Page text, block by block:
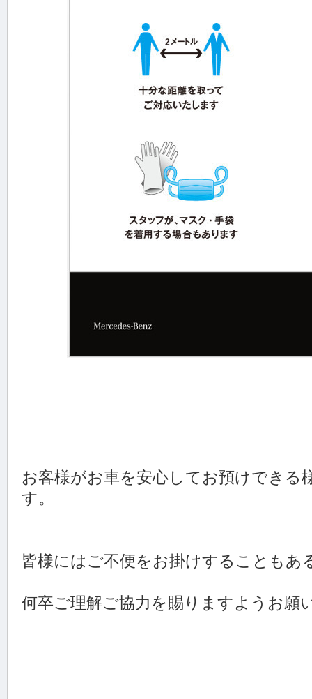
お客様がお車を安心してお預けできる
す。
皆様にはご不便をお掛けすることもあ
何卒ご理解ご協力を賜りますようお願